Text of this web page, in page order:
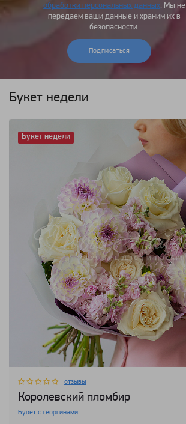
обработки персональных данных. Мы не
передаем ваши данные и храним их в
безопасности.
Подписаться
Букет недели
отзывы
Королевский пломбир
Букет с георгинами
Букет недели